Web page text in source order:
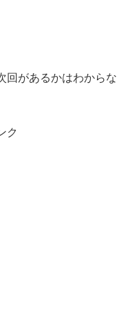
回があるかはわからな
ク